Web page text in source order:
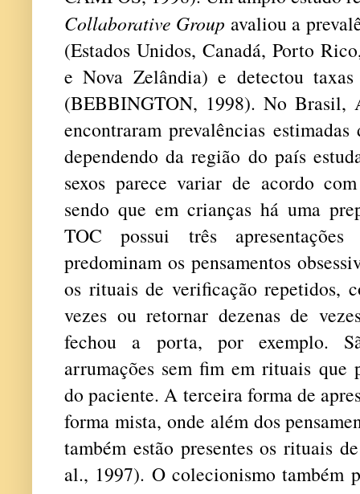
Collaborative Group avaliou a
(Estados Unidos, Canadá, Porto
e Nova Zelândia) e detectou
(BEBBINGTON, 1998). No
encontraram prevalências
dependendo da região do país
sexos parece variar de acordo
sendo que em crianças há uma
TOC possui três
predominam os pensamentos
os rituais de verificação repetidos,
vezes ou retornar dezenas de
fechou a porta, por exemplo.
arrumações sem fim em rituais
do paciente. A terceira forma de
forma mista, onde além dos
também estão presentes os rituais
al., 1997). O colecionismo também